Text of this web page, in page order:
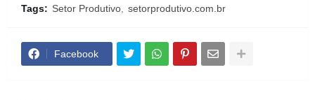
Tags: Setor Produtivo setorprodutivo.com.br
Facebook